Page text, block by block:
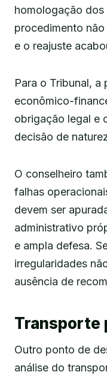
homologação
procedimento
e o reajuste
Para o Tribunal,
econômico-
obrigação legal e
decisão de
O conselheiro
falhas
devem ser
administrativo
e ampla defesa.
irregularidades
ausência de
Transporte
Outro ponto de
análise do